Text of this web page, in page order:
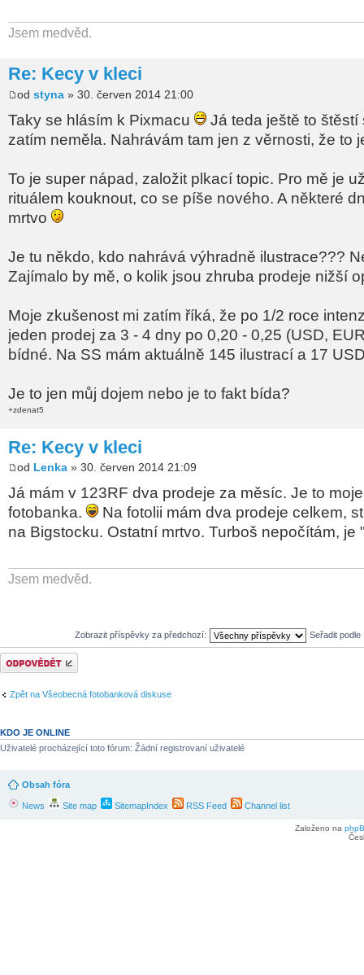
Jsem medvěd.
Re: Kecy v kleci
od styna » 30. červen 2014 21:00
Taky se hlásím k Pixmacu
Já teda ještě to štěstí
zatím neměla. Nahrávám tam jen z věrnosti, že to
To je super nápad, založit plkací topic. Pro mě je
rituálem kouknout, co se píše nového. A některé
mrtvo
Je tu někdo, kdo nahrává výhradně ilustrace???
Zajímalo by mě, o kolik jsou zhruba prodeje nižší
Moje zkušenost mi zatím říká, že po 1/2 roce
jeden prodej za 3 - 4 dny po 0,20 - 0,25 (USD,
bídné. Na SS mám aktuálně 145 ilustrací a 17
Je to jen můj dojem nebo je to fakt bída?
+zdenat5
Re: Kecy v kleci
od Lenka » 30. červen 2014 21:09
Já mám v 123RF dva prodeje za měsíc. Je to
fotobanka.
Na fotolii mám dva prodeje celkem,
na Bigstocku. Ostatní mrtvo. Turboš nepočítám, je
Jsem medvěd.
Zobrazit příspěvky za předchozí: Seřadit podle
Odeslat odpověď
Zpět na Všeobecná fotobanková diskuse
KDO JE ONLINE
Uživatelé procházející toto fórum: Žádní registrovaní uživatelé
Obsah fóra
News Site map SitemapIndex RSS Feed Channel list
Založeno na